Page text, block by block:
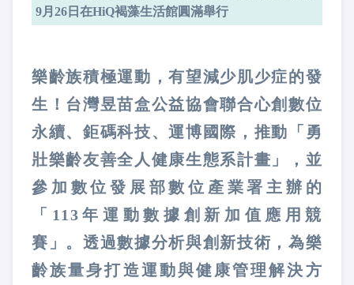
9月26日在HiQ褐藻生活館圓滿舉行
樂齡族積極運動，有望減少肌少症的發
生！台灣昱苗盒公益協會聯合心創數位
永續、鉅碼科技、運博國際，推動「勇
壯樂齡友善全人健康生態系計畫」，並
參加數位發展部數位產業署主辦的
「113年運動數據創新加值應用競
賽」。透過數據分析與創新技術，為樂
齡族量身打造運動與健康管理解決方